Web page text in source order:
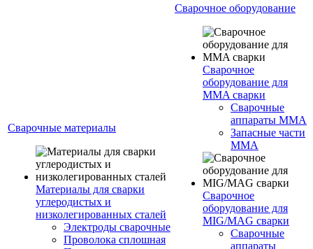
Сварочные материалы
Материалы для сварки
углеродистых и
низколегированных сталей
Электроды сварочные
Проволока сплошная
Сварочное оборудование
Сварочное
оборудование для
MMA сварки
Сварочные
аппараты MMA
Запасные части
MMA
Сварочное
оборудование для
MIG/MAG сварки
Сварочные
аппараты